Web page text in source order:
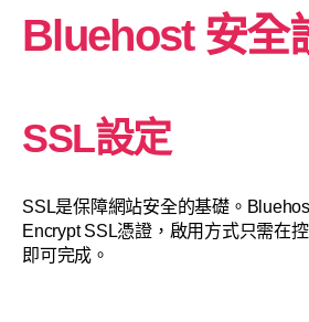
Bluehost 安全
SSL設定
SSL是保障網站安全的基礎。
Encrypt SSL憑證，啟用方式只需在
即可完成。